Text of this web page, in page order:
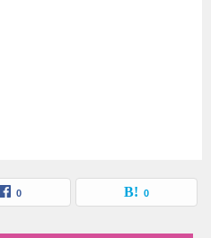
0 0